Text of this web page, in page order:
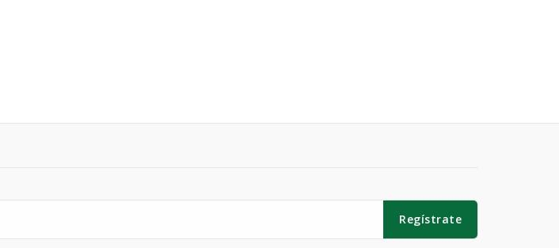
Regístrate